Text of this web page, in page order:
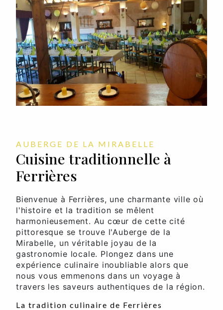
AUBERGE DE LA MIRABELLE
Cuisine traditionnelle à
Ferrières
Bienvenue à Ferrières, une charmante ville où
l'histoire et la tradition se mêlent
harmonieusement. Au cœur de cette cité
pittoresque se trouve l'Auberge de la
Mirabelle, un véritable joyau de la
gastronomie locale. Plongez dans une
expérience culinaire inoubliable alors que
nous vous emmenons dans un voyage à
travers les saveurs authentiques de la région.
La tradition culinaire de Ferrières